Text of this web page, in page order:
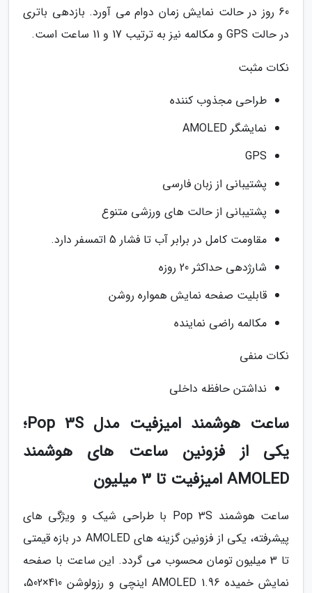
60 روز در حالت نمایش زمان دوام می آورد. بازدهی باتری
در حالت GPS و مکالمه نیز به ترتیب 17 و 11 ساعت است.
نکات مثبت
طراحی مجذوب کننده
نمایشگر AMOLED
GPS
پشتیبانی از زبان فارسی
پشتیبانی از حالت های ورزشی متنوع
مقاومت کامل در برابر آب تا فشار 5 اتمسفر دارد.
شارژدهی حداکثر 20 روزه
قابلیت صفحه نمایش همواره روشن
مکالمه راضی نماینده
نکات منفی
نداشتن حافظه داخلی
ساعت هوشمند امیزفیت مدل Pop 3S؛
یکی از فزونین ساعت های هوشمند
AMOLED امیزفیت تا 3 میلیون
ساعت هوشمند Pop 3S با طراحی شیک و ویژگی های
پیشرفته، یکی از فزونین گزینه های AMOLED در بازه قیمتی
تا 3 میلیون تومان محسوب می گردد. این ساعت با صفحه
نمایش خمیده AMOLED 1.96 اینچی و رزولوشن 410×502،